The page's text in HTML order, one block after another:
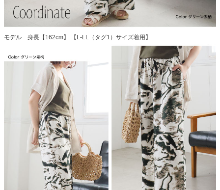
モデル 身長【162cm】 【L-LL（タグ1）サイズ着用】